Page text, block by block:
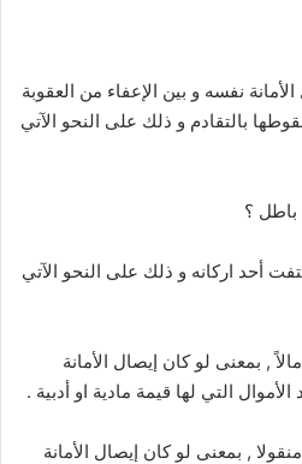
نفسه و بين الإعفاء من العقوبة
بالتقادم و ذلك على النحو الآتي
أحد اركانه و ذلك على النحو الآتي
, بمعنى لو كان إيصال الأمانة
التي لها قيمة مادية او أدبية .
, بمعنى لو كان إيصال الأمانة